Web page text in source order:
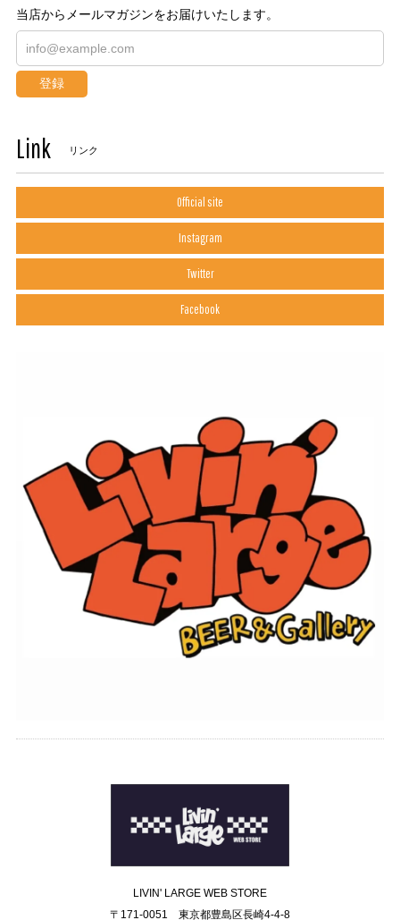
当店からメールマガジンをお届けいたします。
登録
Link リンク
Official site
Instagram
Twitter
Facebook
LIVIN' LARGE WEB STORE
〒171-0051 東京都豊島区長崎4-4-8